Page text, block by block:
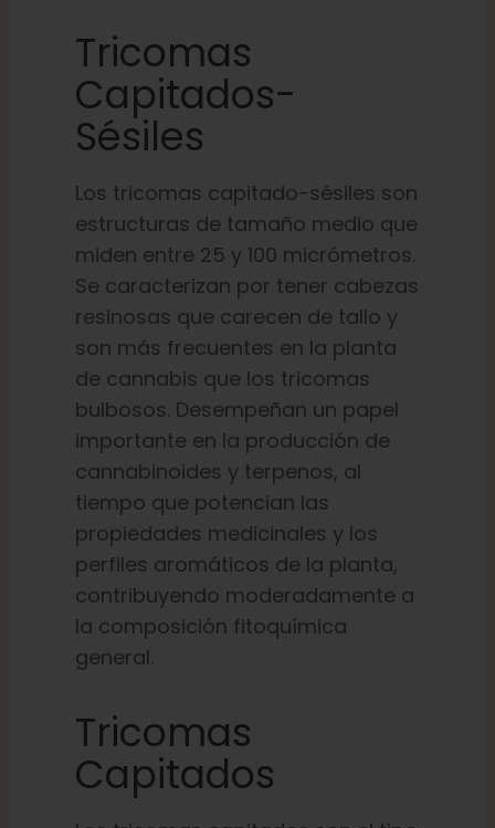
Tricomas
Capitados-
Sésiles
Los tricomas capitado-sésiles son
estructuras de tamaño medio que
miden entre 25 y 100 micrómetros.
Se caracterizan por tener cabezas
resinosas que carecen de tallo y
son más frecuentes en la planta
de cannabis que los tricomas
bulbosos. Desempeñan un papel
importante en la producción de
cannabinoides y terpenos, al
tiempo que potencian las
propiedades medicinales y los
perfiles aromáticos de la planta,
contribuyendo moderadamente a
la composición fitoquímica
general.
Tricomas
Capitados